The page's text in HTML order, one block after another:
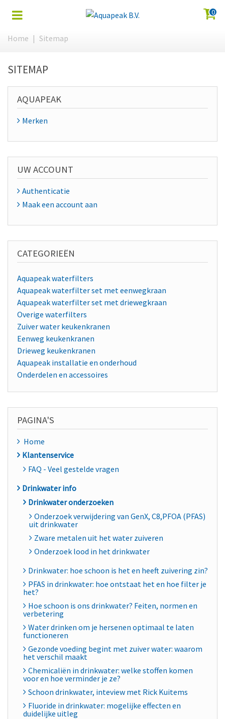
0
Home | Sitemap
SITEMAP
AQUAPEAK
Merken
UW ACCOUNT
Authenticatie
Maak een account aan
CATEGORIEËN
Aquapeak waterfilters
Aquapeak waterfilter set met eenwegkraan
Aquapeak waterfilter set met driewegkraan
Overige waterfilters
Zuiver water keukenkranen
Eenweg keukenkranen
Drieweg keukenkranen
Aquapeak installatie en onderhoud
Onderdelen en accessoires
PAGINA'S
Home
Klantenservice
FAQ - Veel gestelde vragen
Drinkwater info
Drinkwater onderzoeken
Onderzoek verwijdering van GenX, C8,PFOA (PFAS)
uit drinkwater
Zware metalen uit het water zuiveren
Onderzoek lood in het drinkwater
Drinkwater: hoe schoon is het en heeft zuivering zin?
PFAS in drinkwater: hoe ontstaat het en hoe filter je
het?
Hoe schoon is ons drinkwater? Feiten, normen en
verbetering
Water drinken om je hersenen optimaal te laten
functioneren
Gezonde voeding begint met zuiver water: waarom
het verschil maakt
Chemicaliën in drinkwater: welke stoffen komen
voor en hoe verminder je ze?
Schoon drinkwater, inteview met Rick Kuitems
Fluoride in drinkwater: mogelijke effecten en
duidelijke uitleg